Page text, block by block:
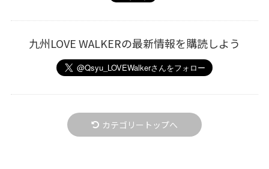
九州LOVE WALKERの最新情報を購読しよう
カテゴリートップへ